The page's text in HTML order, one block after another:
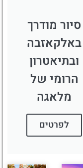
סיור מודרך
באלקאזבה
ובתיאטרון
הרומי של
מלאגה
לפרטים